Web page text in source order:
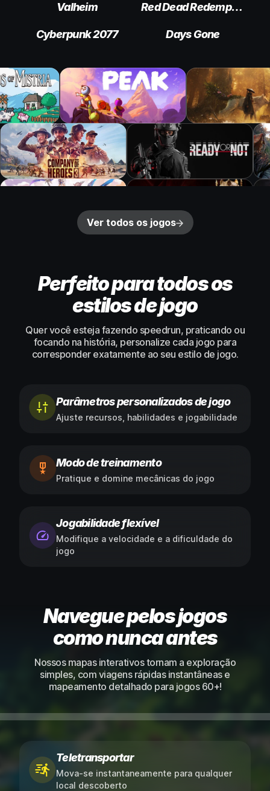
Valheim Red Dead Redemption 2
Cyberpunk 2077 Days Gone
Ver todos os jogos
Perfeito para todos os
estilos de jogo
Quer você esteja fazendo speedrun, praticando ou
focando na história, personalize cada jogo para
corresponder exatamente ao seu estilo de jogo.
Parâmetros personalizados de jogo
Ajuste recursos, habilidades e jogabilidade
Modo de treinamento
Pratique e domine mecânicas do jogo
Jogabilidade flexível
Modifique a velocidade e a dificuldade do
jogo
Navegue pelos jogos
como nunca antes
Nossos mapas interativos tornam a exploração
simples, com viagens rápidas instantâneas e
mapeamento detalhado para jogos 60+!
Teletransportar
Mova-se instantaneamente para qualquer
local descoberto